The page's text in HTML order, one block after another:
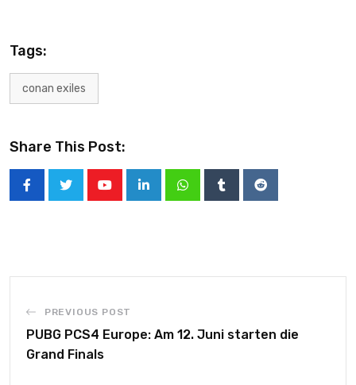
Tags:
conan exiles
Share This Post:
PREVIOUS POST
PUBG PCS4 Europe: Am 12. Juni starten die
Grand Finals